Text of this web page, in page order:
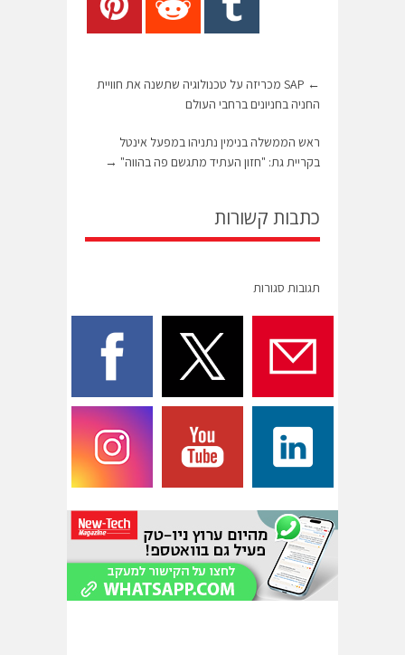
←
SAP מכריזה על טכנולוגיה שתשנה את חוויית
החניה בחניונים ברחבי העולם
ראש הממשלה בנימין נתניהו במפעל אינטל
בקריית גת: "חזון העתיד מתגשם פה בהווה" →
כתבות קשורות
תגובות סגורות